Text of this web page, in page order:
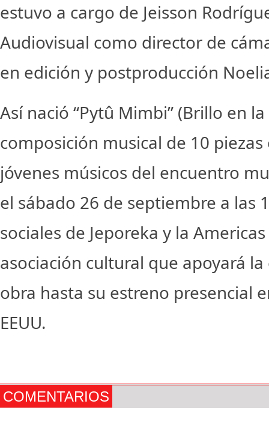
estuvo a cargo de Jeisson
Audiovisual como director de
en edición y postproducción
Así nació “Pytû Mimbi” (Brillo en
composición musical de 10
jóvenes músicos del encuentro
el sábado 26 de septiembre a las
sociales de Jeporeka y la
asociación cultural que apoyará
obra hasta su estreno presencial
EEUU.
COMENTARIOS